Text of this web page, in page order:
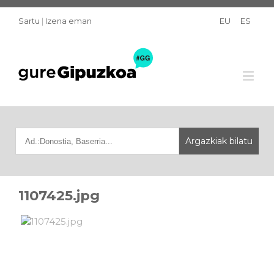
Sartu | Izena eman EU ES
1107425.jpg